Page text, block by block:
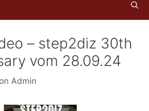
– step2diz 30th
vom 28.09.24
Admin